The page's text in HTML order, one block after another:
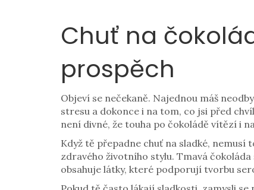
Chuť na
prospěch
Objeví se nečekaně. Najednou máš
stresu a dokonce i na tom, co jsi před
není divné, že touha po čokoládě vítězí i
Když tě přepadne chuť na sladké, nemusí
zdravého životního stylu. Tmavá
obsahuje látky, které podporují tvorbu